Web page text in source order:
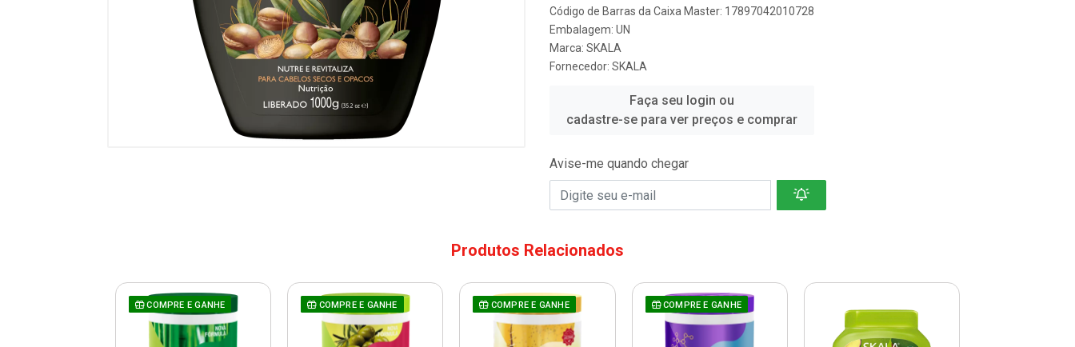
Código de Barras da Caixa Master: 17897042010728
Embalagem: UN
Marca: SKALA
Fornecedor: SKALA
Faça seu login ou
cadastre-se para ver preços e comprar
Avise-me quando chegar
Produtos Relacionados
COMPRE E GANHE COMPRE E GANHE COMPRE E GANHE COMPRE E GANHE